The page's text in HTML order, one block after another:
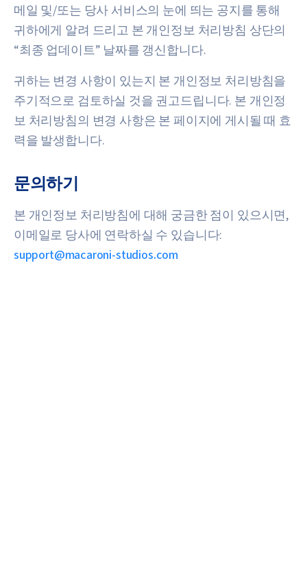
메일 및/또는 당사 서비스의 눈에 띄는 공지를 통해
귀하에게 알려 드리고 본 개인정보 처리방침 상단의
“최종 업데이트” 날짜를 갱신합니다.
귀하는 변경 사항이 있는지 본 개인정보 처리방침을
주기적으로 검토하실 것을 권고드립니다. 본 개인정
보 처리방침의 변경 사항은 본 페이지에 게시될 때 효
력을 발생합니다.
문의하기
본 개인정보 처리방침에 대해 궁금한 점이 있으시면,
이메일로 당사에 연락하실 수 있습니다:
support@macaroni-studios.com